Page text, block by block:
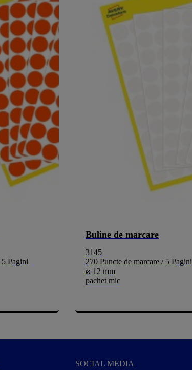
5 Pagini
Buline de marcare
3145
270 Puncte de marcare / 5 Pagini
⌀ 12 mm
pachet mic
SOCIAL MEDIA